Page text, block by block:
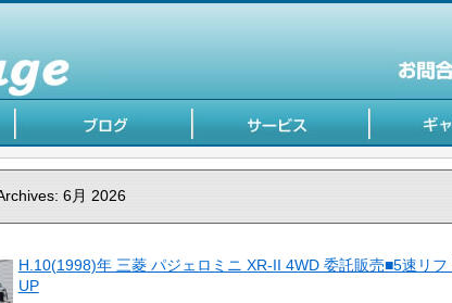
6月 2026
H.10(1998)年 三菱 パジェロミニ XR-II 4WD 委託販売■5速リフ
UP